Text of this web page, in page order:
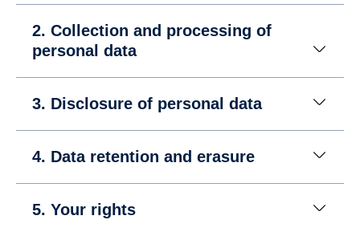
2. Collection and processing of
personal data
3. Disclosure of personal data
4. Data retention and erasure
5. Your rights